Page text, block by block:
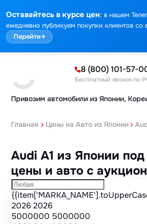
Оставайтесь в курсе цен: в нашем
ежедневно публикуем покупки клиентов со
Перейти→
Привозим автомобили из Японии,
8 (800) 101-57-
Бесплатный звонок по
Главная Цены на Авто из Японии
Audi A1 из Японии
цены и авто с
20262026
5000000 5000000